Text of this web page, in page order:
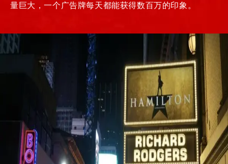
量巨大，一个广告牌每天都能获得数百万的印象。